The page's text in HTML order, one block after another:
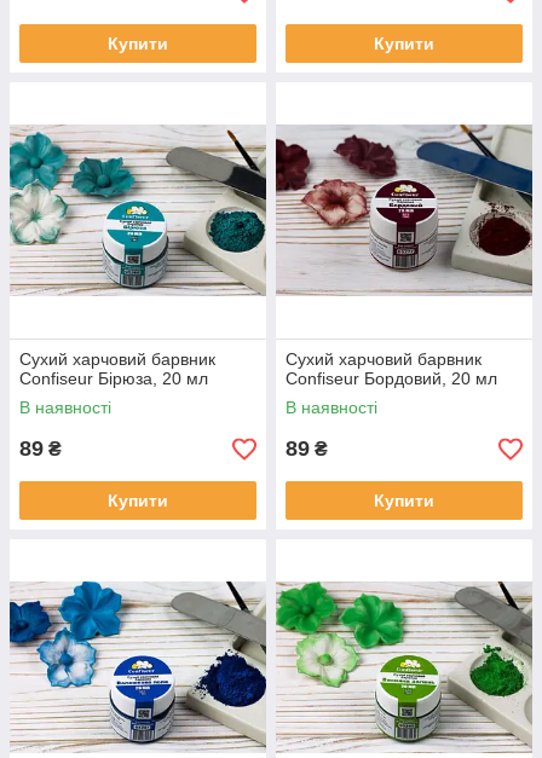
Купити Купити
Сухий харчовий барвник
Confiseur Бірюза, 20 мл
В наявності
89 ₴
Купити
Сухий харчовий барвник
Confiseur Бордовий, 20 мл
В наявності
89 ₴
Купити